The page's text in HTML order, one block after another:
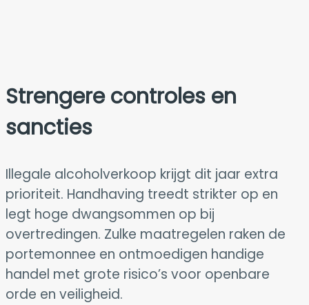
Strengere controles en
sancties
Illegale alcoholverkoop krijgt dit jaar extra
prioriteit. Handhaving treedt strikter op en
legt hoge dwangsommen op bij
overtredingen. Zulke maatregelen raken de
portemonnee en ontmoedigen handige
handel met grote risico’s voor openbare
orde en veiligheid.